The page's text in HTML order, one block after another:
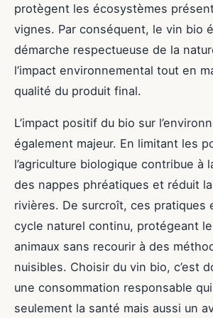
protègent les écosystèmes
vignes. Par conséquent, le vin bio
démarche respectueuse de la
l’impact environnemental tout en
qualité du produit final.
L’impact positif du bio sur
également majeur. En limitant les
l’agriculture biologique contribue à
des nappes phréatiques et réduit
rivières. De surcroît, ces pratiques
cycle naturel continu, protégeant
animaux sans recourir à des
nuisibles. Choisir du vin bio, c’est
une consommation responsable
seulement la santé mais aussi un